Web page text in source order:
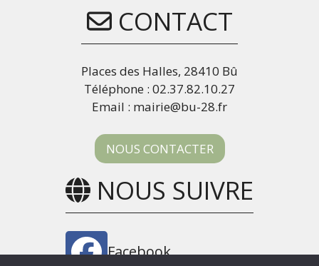
CONTACT
Places des Halles, 28410 Bû
Téléphone : 02.37.82.10.27
Email : mairie@bu-28.fr
NOUS CONTACTER
NOUS SUIVRE
Facebook